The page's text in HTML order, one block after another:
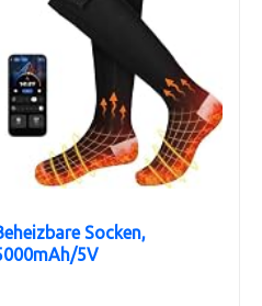
Socken,
5V